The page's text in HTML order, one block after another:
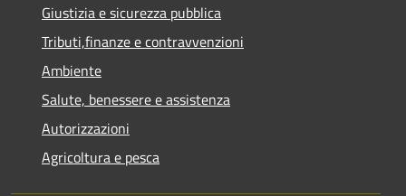
Giustizia e sicurezza pubblica
Tributi,finanze e contravvenzioni
Ambiente
Salute, benessere e assistenza
Autorizzazioni
Agricoltura e pesca